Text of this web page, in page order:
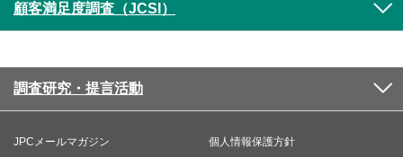
顧客満足度調査（JCSI）
調査研究・提言活動
JPCメールマガジン 個人情報保護方針